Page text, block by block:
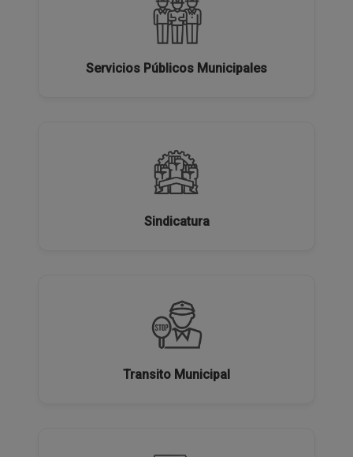
Servicios Públicos Municipales
Sindicatura
Transito Municipal